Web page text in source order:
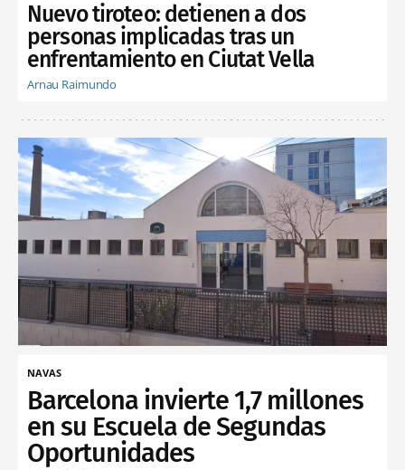
Nuevo tiroteo: detienen a dos
personas implicadas tras un
enfrentamiento en Ciutat Vella
Arnau Raimundo
NAVAS
Barcelona invierte 1,7 millones
en su Escuela de Segundas
Oportunidades